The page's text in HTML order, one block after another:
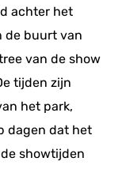
achter het
de buurt van
van de show
tijden zijn
het park,
dagen dat het
showtijden